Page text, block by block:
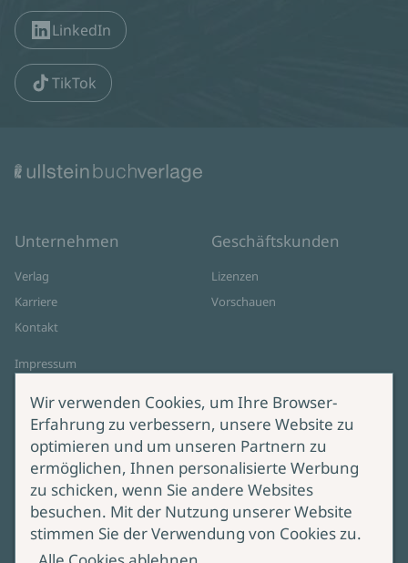
LinkedIn
TikTok
Unternehmen
Verlag
Karriere
Kontakt
Impressum
Cookie-Einstellungen
AGB Online Shop
Geschäftskunden
Lizenzen
Vorschauen
Service
Lieferung & Versand
Produktsicherheit
Bei Fragen zur Produktsicherheit
wenden Sie sich bitte an
Wir verwenden Cookies, um Ihre Browser-
Erfahrung zu verbessern, unsere Website zu
optimieren und um unseren Partnern zu
ermöglichen, Ihnen personalisierte Werbung
zu schicken, wenn Sie andere Websites
besuchen. Mit der Nutzung unserer Website
stimmen Sie der Verwendung von Cookies zu.